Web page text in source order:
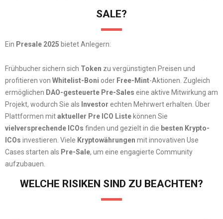
SALE?
Ein Presale 2025 bietet Anlegern:
Frühbucher sichern sich Token zu vergünstigten Preisen und
profitieren von Whitelist-Boni oder Free-Mint-Aktionen. Zugleich
ermöglichen DAO-gesteuerte Pre-Sales eine aktive Mitwirkung am
Projekt, wodurch Sie als Investor echten Mehrwert erhalten. Über
Plattformen mitaktueller Pre ICO Listekönnen Sie
vielversprechende ICOs finden und gezielt in die besten Krypto-
ICOs investieren. Viele Kryptowährungen mit innovativen Use
Cases starten als Pre-Sale, um eine engagierte Community
aufzubauen.
WELCHE RISIKEN SIND ZU BEACHTEN?